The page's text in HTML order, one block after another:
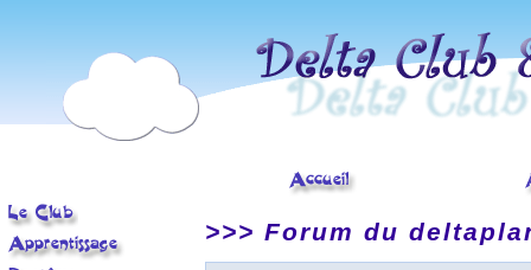
>>> Forum du